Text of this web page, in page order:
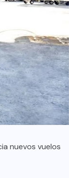
nuevos vuelos